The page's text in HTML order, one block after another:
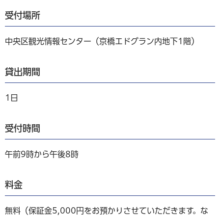
受付場所
中央区観光情報センター（京橋エドグラン内地下1階）
貸出期間
1日
受付時間
午前9時から午後8時
料金
無料（保証金5,000円をお預かりさせていただきます。な